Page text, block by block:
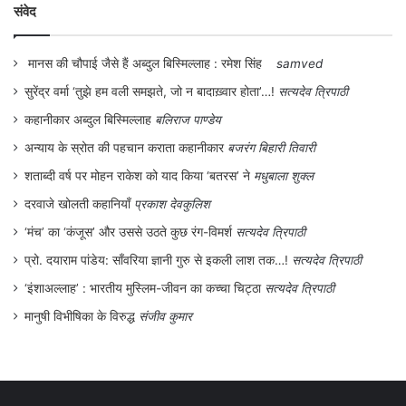
विच्छिन्न होने से सामाजिक व्यवस्था खंडित हो
जाएगी। इसलिए ऐसे लोगों में यह अन्तर्विरोध देखने
को मिल जाता है जो वर्ण व्यवस्था को बचाये भी रखना
चाहते हैं और दूसरी तरफ़ भेदभाव को दूर भी करना
चाहते हैं।
जाति और वर्ण को लेकर अम्बेडकर और गांधी में इसी
तरह का मतभेद था और एक लंबे समय तक रहा।
सन् 1936 में लाहौर में ‘जात-पात तोड़क समाज’
द्वारा आयोजित सम्मेलन में अम्बेडकर को भाषण देने के
लिए बुलाया गया था, उसके लिए उन्होंने ‘जाति का
भले वो भाषण उन्हें नहीं देने दिया गया, लेकिन उसमें
संवेद
मानस की चौपाई जैसे हैं अब्दुल बिस्मिल्लाह : रमेश सिंह
samved
सुरेंद्र वर्मा ‘तुझे हम वली समझते, जो न बादाख़्वार होता’…! सत्यदेव त्रिपाठी
कहानीकार अब्दुल बिस्मिल्लाह बलिराज पाण्डेय
अन्याय के स्रोत की पहचान कराता कहानीकार बजरंग बिहारी तिवारी
शताब्दी वर्ष पर मोहन राकेश को याद किया ‘बतरस’ ने मधुबाला शुक्ल
दरवाजे खोलती कहानियाँ प्रकाश देवकुलिश
‘मंच’ का ‘कंजूस’ और उससे उठते कुछ रंग-विमर्श सत्यदेव त्रिपाठी
प्रो. दयाराम पांडेय: साँवरिया ज्ञानी गुरु से इकली लाश तक…! सत्यदेव त्रिपाठी
‘इंशाअल्लाह’ : भारतीय मुस्लिम-जीवन का कच्चा चिट्ठा सत्यदेव त्रिपाठी
मानुषी विभीषिका के विरुद्ध संजीव कुमार